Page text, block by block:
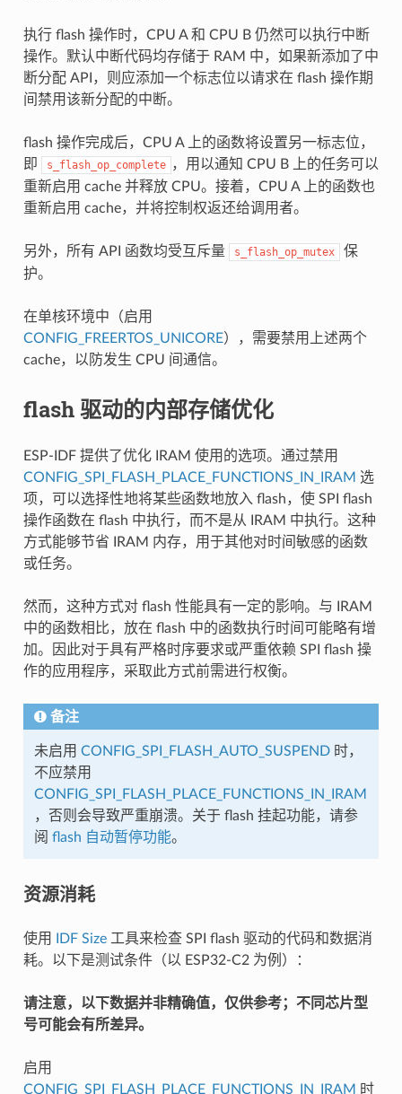
执行 flash 操作时，CPU A 和 CPU B 仍然可以执行中断
操作。默认中断代码均存储于 RAM 中，如果新添加了中
断分配 API，则应添加一个标志位以请求在 flash 操作期
间禁用该新分配的中断。
flash 操作完成后，CPU A 上的函数将设置另一标志位，
即
s_flash_op_complete ，用以通知 CPU B 上的任务可以
重新启用 cache 并释放 CPU。接着，CPU A 上的函数也
重新启用 cache，并将控制权返还给调用者。
另外，所有 API 函数均受互斥量 s_flash_op_mutex
保
护。
在单核环境中（启用
CONFIG_FREERTOS_UNICORE），需要禁用上述两个
cache，以防发生 CPU 间通信。
flash 驱动的内部存储优化
ESP-IDF 提供了优化 IRAM 使用的选项。通过禁用
CONFIG_SPI_FLASH_PLACE_FUNCTIONS_IN_IRAM 选
项，可以选择性地将某些函数地放入 flash，使 SPI flash
操作函数在 flash 中执行，而不是从 IRAM 中执行。这种
方式能够节省 IRAM 内存，用于其他对时间敏感的函数
或任务。
然而，这种方式对 flash 性能具有一定的影响。与 IRAM
中的函数相比，放在 flash 中的函数执行时间可能略有增
加。因此对于具有严格时序要求或严重依赖 SPI flash 操
作的应用程序，采取此方式前需进行权衡。
备注
未启用 CONFIG_SPI_FLASH_AUTO_SUSPEND时，
不应禁用
CONFIG_SPI_FLASH_PLACE_FUNCTIONS_IN_IRAM
，否则会导致严重崩溃。关于 flash 挂起功能，请参
阅 flash 自动暂停功能。
资源消耗
使用 IDF Size工具来检查 SPI flash 驱动的代码和数据消
耗。以下是测试条件（以 ESP32-C2 为例）：
请注意，以下数据并非精确值，仅供参考；不同芯片型
号可能会有所差异。
启用
CONFIG_SPI_FLASH_PLACE_FUNCTIONS_IN_IRAM 时